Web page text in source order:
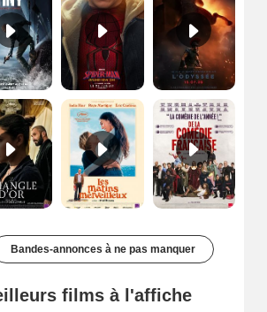
Le Triangle d'or Bande-annonce VF De la Comédie-Française Teaser VF
Bandes-annonces à ne pas manquer
films à l'affiche